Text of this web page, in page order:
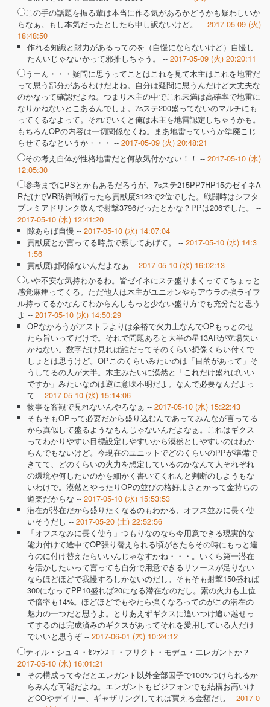
この手の話題を振る輩は本当に作る気があるかどうかも疑わしいか
らなぁ。もし本気だったとしたら申し訳ないけど。 -- 2017-05-09 (火)
18:48:50
作れる知識と財力があるってのを（自慢にならないけど）自慢し
たんいじゃないかって邪推しちゃう。 -- 2017-05-09 (火) 20:20:11
うーん・・・疑問に思うってことはこれを見て木主はこれを地雷だ
って思う部分があるわけだよね。自分は疑問に思うんだけど大丈夫な
のかなって確認だよね。つまり木主の中でこれ未満は高確率で地雷に
なりかねないとこあるんでしょ。7sステ200盛ってないのマルチにも
ってくるなよって。それでいくと俺は木主を地雷認定しちゃうかも。
もちろんOPの内容は一切関係なくね。まあ地雷っていうか準廃こじ
らせてるなというか・・・ -- 2017-05-09 (火) 20:48:21
その考え自体が性格地雷だと何故気付かない！！ -- 2017-05-10 (水)
12:05:30
参考までにPSとかもあるだろうが、7sステ215PP7HP15のゼイネA
RだけでVR防衛戦行ったら貢献度3123で2位でした。戦闘時はシフタ
プレミアドリンク飲んで射撃3796だったとかな？PPは206でした。 --
2017-05-10 (水) 12:41:20
隙あらば自慢 -- 2017-05-10 (水) 14:07:04
貢献度とか言ってる時点で察してあげて。 -- 2017-05-10 (水) 14:3
1:56
貢献度は関係ないんだよなぁ -- 2017-05-10 (水) 16:02:13
いや不安な気持わかるわ。皆ゼイネにステ盛りまくっててちょっと
感覚麻痺ってくる。ただ他人は木主がユニオンやらアウラの強ライフ
ル持ってるかなんてわからんしもっと少ない盛り方でも充分だと思う
よ -- 2017-05-10 (水) 14:50:29
OPなかろうがアストラよりは余裕で火力上なんでOPもっとのせ
たら旨いってだけで。それで問題あると大半の星13ARが立場失い
かねない。数字だけ見れば誰だってそのくらい想像くらい付くで
しょとは思うけど。OPこのくらいみたいのは「目的があって」そ
うしてるの人が大半。木主みたいに漠然と「これだけ盛ればいい
ですか」みたいなのは逆に意味不明だよ。なんで必要なんだよっ
て -- 2017-05-10 (水) 15:14:06
物事を客観で見れないんやろなぁ -- 2017-05-10 (水) 15:22:43
そもそもOPって必要だから盛り込むんであってみんなが言ってる
から真似して盛るようなもんじゃないんだよなぁ。これはギクス
ってわかりやすい目標設定しやすいから漠然としやすいのはわか
らんでもないけど。今現在のユニットでどのくらいのPPが準備で
きてて、どのくらいの火力を想定しているのかなんて人それぞれ
の環境や何したいのかを細かく書いてくれんと判断のしようもな
いわけで。漠然とやったりOPの並びの格好よさとかって金持ちの
道楽だからな -- 2017-05-10 (水) 15:53:53
潜在が潜在だから盛りたくなるのもわかる、オフス並みに長く使
いそうだし -- 2017-05-20 (土) 22:52:56
「オフスなみに長く使う」つもりなのなら今用意できる現実的な
能力付けて途中でOP張り替えられる頃がきたらその時にもっと違
うのに付け替えたらいいんじゃなすかね・・・。いくら第一潜在
を活かしたいって言っても自分で用意できるリソースが足りない
ならほどほどで我慢するしかないのだし。そもそも射撃150盛れば
300になってPP10盛れば20になる潜在なのだし。素の火力も上位
で倍率も14%。ほどほどでもやたら強くなるってのがこの潜在の
魅力の一つだと思うよ。とりあえずギクスに追いつけ追い越せっ
てするのは完成済みのギクスがあってそれを愛用している人だけ
でいいと思うぞ -- 2017-06-01 (木) 10:24:12
ティル・シュ４・ｾﾝﾃﾝｽＴ・フリクト・モデュ・エレガントか？ --
2017-05-10 (水) 16:01:21
その構成って今だとエレガント以外全部因子で100%つけられるか
らみんな可能だよね。エレガントもビジフォンでも結構お高いけ
どCOやデイリー、ギャザリングしてれば買える金額だし -- 2017-0